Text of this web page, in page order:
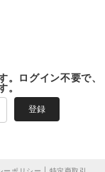
。ログイン不要で、
。
登録